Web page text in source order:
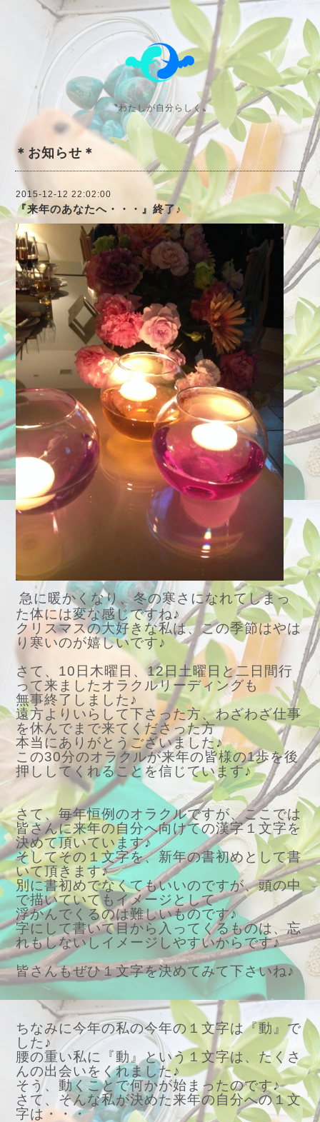
〝わたしが自分らしく〟
＊お知らせ＊
2015-12-12 22:02:00
『来年のあなたへ・・・』終了♪
急に暖かくなり、冬の寒さになれてしまっ
た体には変な感じですね♪
クリスマスの大好きな私は、この季節はやは
り寒いのが嬉しいです♪
さて、10日木曜日、12日土曜日と二日間行
って来ましたオラクルリーディングも
無事終了しました♪
遠方よりいらして下さった方、わざわざ仕事
を休んでまで来てくださった方
本当にありがとうございました♪
この30分のオラクルが来年の皆様の1歩を後
押ししてくれることを信じています♪
さて、毎年恒例のオラクルですが、ここでは
皆さんに来年の自分へ向けての漢字１文字を
決めて頂いています♪
そしてその１文字を、新年の書初めとして書
いて頂きます♪
別に書初めでなくてもいいのですが、頭の中
で描いていてもイメージとして
浮かんでくるのは難しいものです♪
字にして書いて目から入ってくるものは、忘
れもしないしイメージしやすいからです♪
皆さんもぜひ１文字を決めてみて下さいね♪
ちなみに今年の私の今年の１文字は『動』で
した♪
腰の重い私に『動』という１文字は、たくさ
んの出会いをくれました♪
そう、動くことで何かが始まったのです♪
さて、そんな私が決めた来年の自分への１文
字は・・・